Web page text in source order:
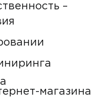
–
магазина